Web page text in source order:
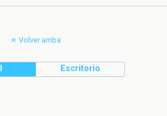
Volver arriba
Escritorio